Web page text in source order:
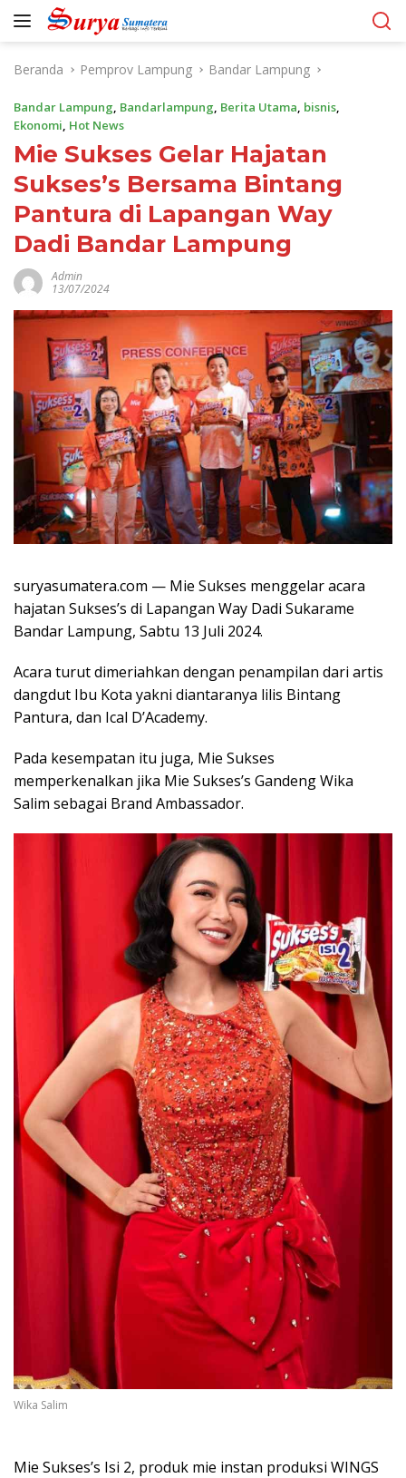
Langsung
Beranda
Pemprov Lampung Bandar Lampung
Bandar Lampung, Bandarlampung, Berita Utama, bisnis,
Ekonomi, Hot News
Mie Sukses Gelar Hajatan
Sukses’s Bersama Bintang
Pantura di Lapangan Way
Dadi Bandar Lampung
Admin
13/07/2024
suryasumatera.com — Mie Sukses menggelar acara
hajatan Sukses’s di Lapangan Way Dadi Sukarame
Bandar Lampung, Sabtu 13 Juli 2024.
Acara turut dimeriahkan dengan penampilan dari artis
dangdut Ibu Kota yakni diantaranya lilis Bintang
Pantura, dan Ical D’Academy.
Pada kesempatan itu juga, Mie Sukses
memperkenalkan jika Mie Sukses’s Gandeng Wika
Salim sebagai Brand Ambassador.
Wika Salim
Mie Sukses’s Isi 2, produk mie instan produksi WINGS